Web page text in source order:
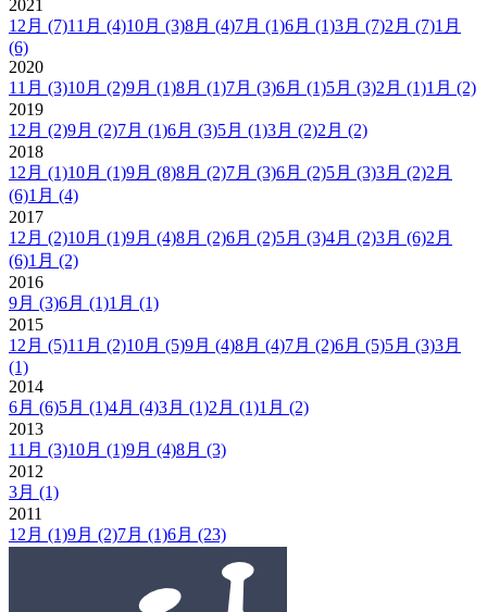
2021
12月 (7)11月 (4)10月 (3)8月 (4)7月 (1)6月 (1)3月 (7)2月 (7)1月
(6)
2020
11月 (3)10月 (2)9月 (1)8月 (1)7月 (3)6月 (1)5月 (3)2月 (1)1月 (2)
2019
12月 (2)9月 (2)7月 (1)6月 (3)5月 (1)3月 (2)2月 (2)
2018
12月 (1)10月 (1)9月 (8)8月 (2)7月 (3)6月 (2)5月 (3)3月 (2)2月
(6)1月 (4)
2017
12月 (2)10月 (1)9月 (4)8月 (2)6月 (2)5月 (3)4月 (2)3月 (6)2月
(6)1月 (2)
2016
9月 (3)6月 (1)1月 (1)
2015
12月 (5)11月 (2)10月 (5)9月 (4)8月 (4)7月 (2)6月 (5)5月 (3)3月
(1)
2014
6月 (6)5月 (1)4月 (4)3月 (1)2月 (1)1月 (2)
2013
11月 (3)10月 (1)9月 (4)8月 (3)
2012
3月 (1)
2011
12月 (1)9月 (2)7月 (1)6月 (23)